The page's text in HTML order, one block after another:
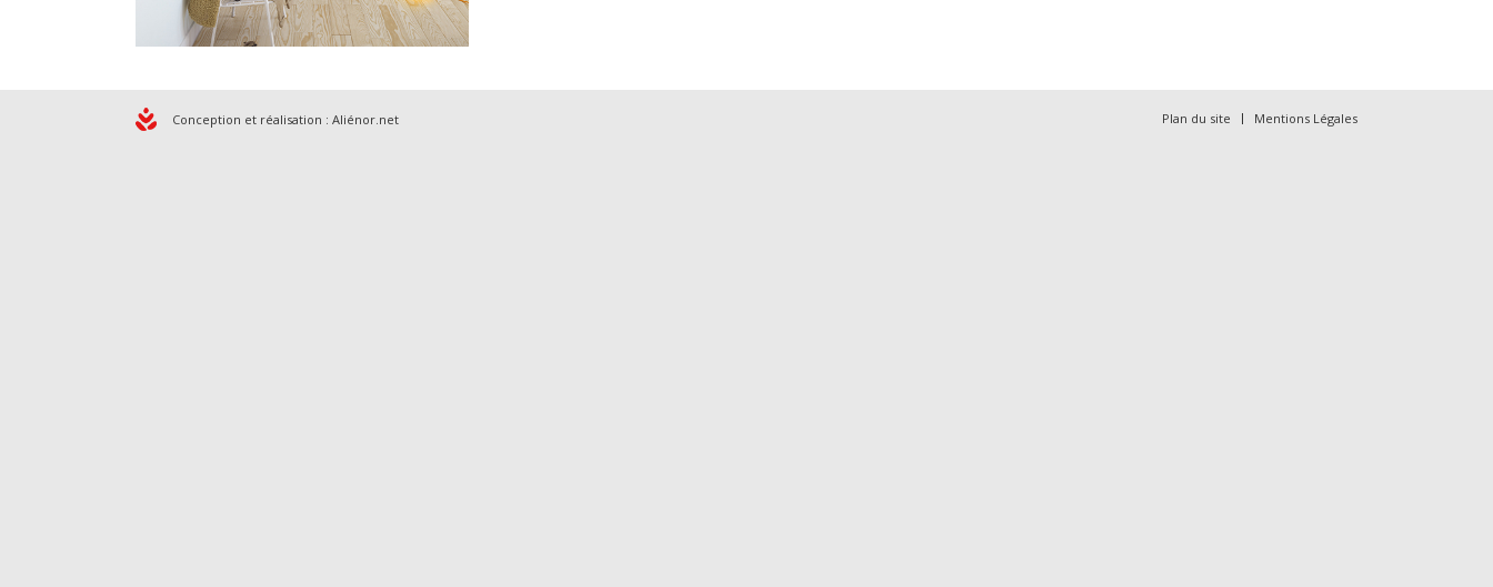
Conception et réalisation : Aliénor.net Plan du site Mentions Légales